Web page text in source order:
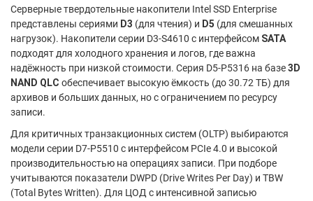
Серверные твердотельные накопители Intel SSD Enterprise
представлены сериями D3 (для чтения) и D5 (для смешанных
нагрузок). Накопители серии D3-S4610 с интерфейсом SATA
подходят для холодного хранения и логов, где важна
надёжность при низкой стоимости. Серия D5-P5316 на базе3D
NAND QLC обеспечивает высокую ёмкость (до 30.72 ТБ) для
архивов и больших данных, но с ограничением по ресурсу
записи.
Для критичных транзакционных систем (OLTP) выбираются
модели серии D7-P5510 с интерфейсом PCIe 4.0 и высокой
производительностью на операциях записи. При подборе
учитываются показатели DWPD (Drive Writes Per Day) и TBW
(Total Bytes Written). Для ЦОД с интенсивной записью